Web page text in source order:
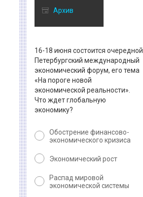
Архив
16-18 июня состоится очередной
Петербургский международный
экономический форум, его тема
«На пороге новой
экономической реальности».
Что ждет глобальную
экономику?
Обострение финансово-
экономического кризиса
Экономический рост
Распад мировой
экономической системы